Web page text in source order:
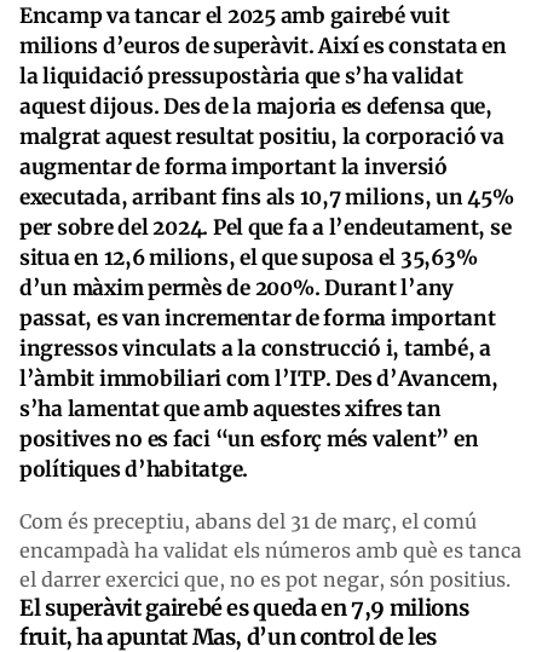
Encamp va tancar el 2025 amb gairebé vuit
milions d’euros de superàvit. Així es constata en
la liquidació pressupostària que s’ha validat
aquest dijous. Des de la majoria es defensa que,
malgrat aquest resultat positiu, la corporació va
augmentar de forma important la inversió
executada, arribant fins als 10,7 milions, un 45%
per sobre del 2024. Pel que fa a l’endeutament, se
situa en 12,6 milions, el que suposa el 35,63%
d’un màxim permès de 200%. Durant l’any
passat, es van incrementar de forma important
ingressos vinculats a la construcció i, també, a
l’àmbit immobiliari com l’ITP. Des d’Avancem,
s’ha lamentat que amb aquestes xifres tan
positives no es faci “un esforç més valent” en
polítiques d’habitatge.
Com és preceptiu, abans del 31 de març, el comú
encampadà ha validat els números amb què es tanca
el darrer exercici que, no es pot negar, són positius.
El superàvit gairebé es queda en 7,9 milions
fruit, ha apuntat Mas, d’un control de les